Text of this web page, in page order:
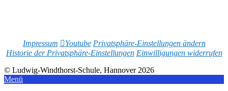
Impressum Youtube Privatsphäre-Einstellungen ändern
Historie der Privatsphäre-Einstellungen Einwilligungen widerrufen
© Ludwig-Windthorst-Schule, Hannover 2026
Menü